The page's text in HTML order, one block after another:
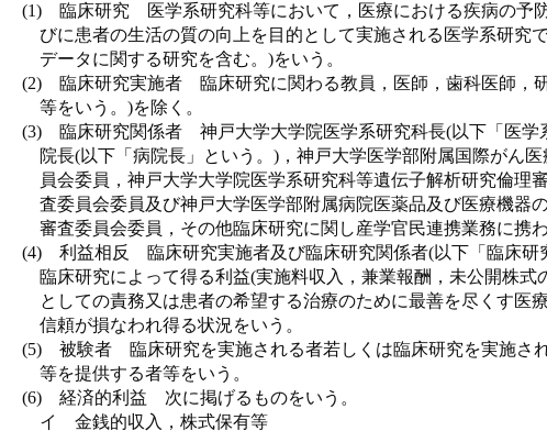
(1) 臨床研究 医学系研究科等において，医療における疾病の予
びに患者の生活の質の向上を目的として実施される医学系研究
データに関する研究を含む。)をいう。
(2) 臨床研究実施者 臨床研究に関わる教員，医師，歯科医師，
等をいう。)を除く。
(3) 臨床研究関係者 神戸大学大学院医学系研究科長(以下「医
院長(以下「病院長」という。)，神戸大学医学部附属国際がん
員会委員，神戸大学大学院医学系研究科等遺伝子解析研究倫
査委員会委員及び神戸大学医学部附属病院医薬品及び医療機器
審査委員会委員，その他臨床研究に関し産学官民連携業務に携
(4) 利益相反 臨床研究実施者及び臨床研究関係者(以下「臨床研
臨床研究によって得る利益(実施料収入，兼業報酬，未公開株
としての責務又は患者の希望する治療のために最善を尽くす
信頼が損なわれ得る状況をいう。
(5) 被験者 臨床研究を実施される者若しくは臨床研究を実施さ
等を提供する者等をいう。
(6) 経済的利益 次に掲げるものをいう。
イ 金銭的収入，株式保有等